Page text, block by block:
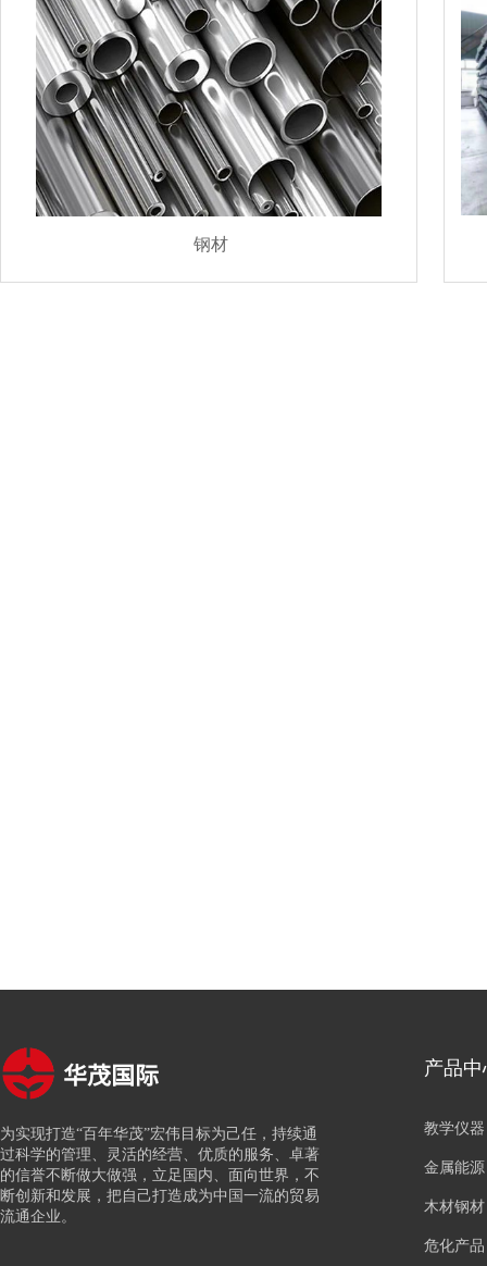
钢材
华茂国际
为实现打造“百年华茂”宏伟目标为己任，持续通
过科学的管理、灵活的经营、优质的服务、卓著
的信誉不断做大做强，立足国内、面向世界，不
断创新和发展，把自己打造成为中国一流的贸易
流通企业。
产品中
教学仪器
金属能源
木材钢材
危化产品